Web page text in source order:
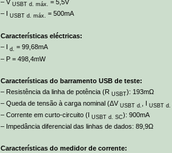
– V USBT d. máx. = 5,5V
– I
USBT d. máx. = 500mA
Características eléctricas:
– I
d. = 99,68mA
– P = 498,4mW
Características do barramento USB de teste:
– Resistência da linha de potência (R USBT): 193mΩ
– Queda de tensão à carga nominal (ΔV USBT d. , I USBT d.
– Corrente em curto-circuito (I USBT d. SC): 900mA
– Impedância diferencial das linhas de dados: 89,9Ω
Características do medidor de corrente: